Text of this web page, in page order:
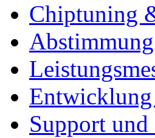
Chiptuning
Abstimmung
Support und